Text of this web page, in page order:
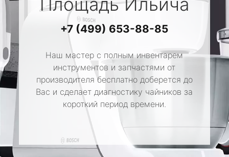
+7 (499) 653-88-85
Наш мастер с полным инвентарем
инструментов и запчастями от
производителя бесплатно доберется до
Вас и сделает диагностику чайников за
короткий период времени.